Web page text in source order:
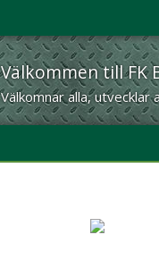
Välkommen till FK
Välkomnar alla, utvecklar